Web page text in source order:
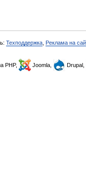
Техподдержка Реклама на
PHP, Joomla, Drupal,